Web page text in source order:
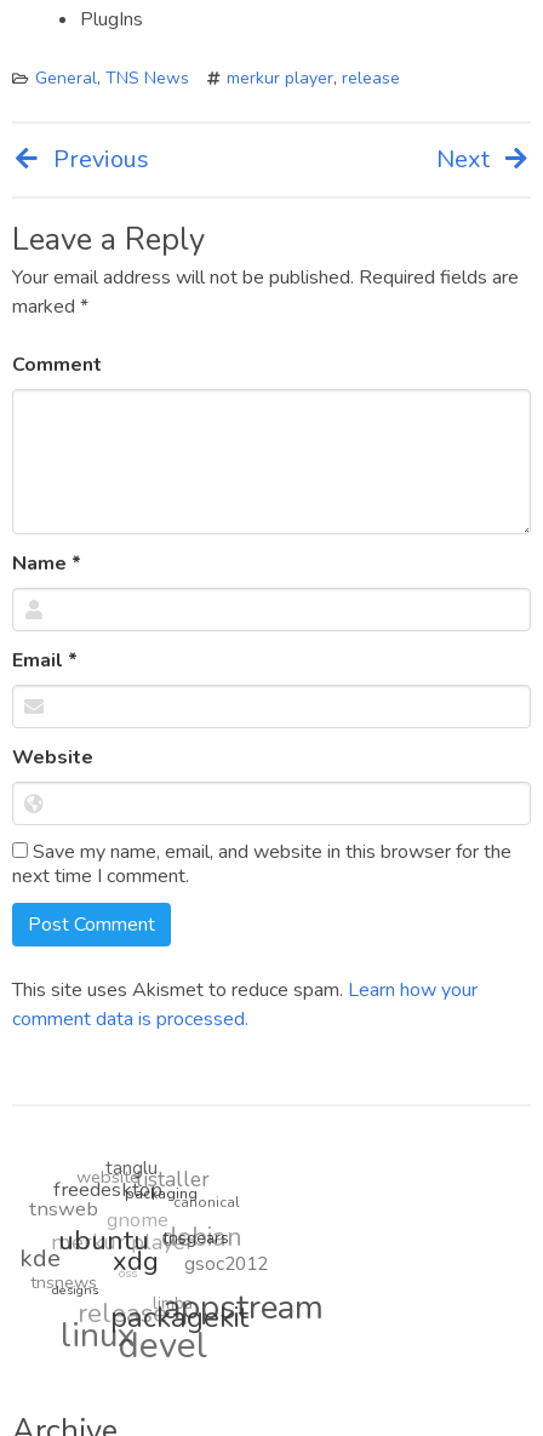
PlugIns
General, TNS News merkur player, release
Post
navigation
Previous Next
Leave a Reply
Your email address will not be published. Required fields are
marked *
Comment
Name *
Email *
Website
Save my name, email, and website in this browser for the
next time I comment.
This site uses Akismet to reduce spam. Learn how your
comment data is processed.
packaging
tanglu
freedesktop
ubuntu
xdg
tnsgears
canonical
listaller
website
tnsweb
kde
designs
packagekit
appstream
gsoc2012
debian
gnome
merkur player
tnsnews
linuxdevel
limba
oss
release